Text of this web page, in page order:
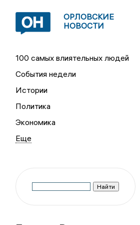
ОРЛОВСКИЕ
НОВОСТИ
100 самых влиятельных людей
События недели
Истории
Политика
Экономика